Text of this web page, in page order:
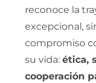
reconoce la
excepcional,
compromiso
su vida: ética,
cooperación